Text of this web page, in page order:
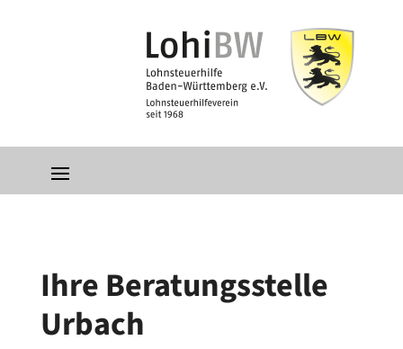
Ihre Beratungsstelle
Urbach